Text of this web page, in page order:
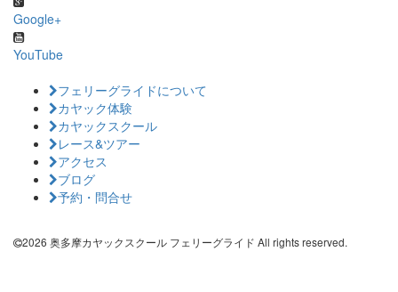
Google+
YouTube
フェリーグライドについて
カヤック体験
カヤックスクール
レース&ツアー
アクセス
ブログ
予約・問合せ
2026 奥多摩カヤックスクール フェリーグライド All rights reserved.